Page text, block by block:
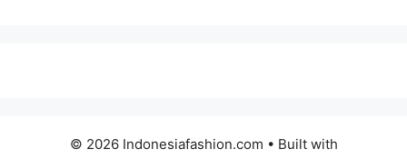
© 2026 Indonesiafashion.com • Built with